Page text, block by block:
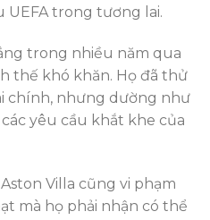
UEFA trong tương lai.
trong nhiều năm qua
thế khó khăn. Họ đã thử
chính, nhưng dường như
yêu cầu khắt khe của
Villa cũng vi phạm
mà họ phải nhận có thể